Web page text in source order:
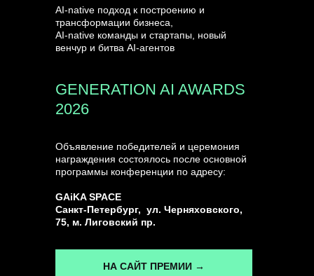
Объявление победителей и церемония
награждения состоялось после основной
программы конференции по адресу:
GAiKA SPACE
Санкт-Петербург, ул. Черняховского,
75, м. Лиговский пр.
GENERATION AI AWARDS
2026
AI-native подход к построению и
трансформации бизнеса,
AI-native команды и стартапы, новый
венчур и битва AI-агентов
НА САЙТ ПРЕМИИ →